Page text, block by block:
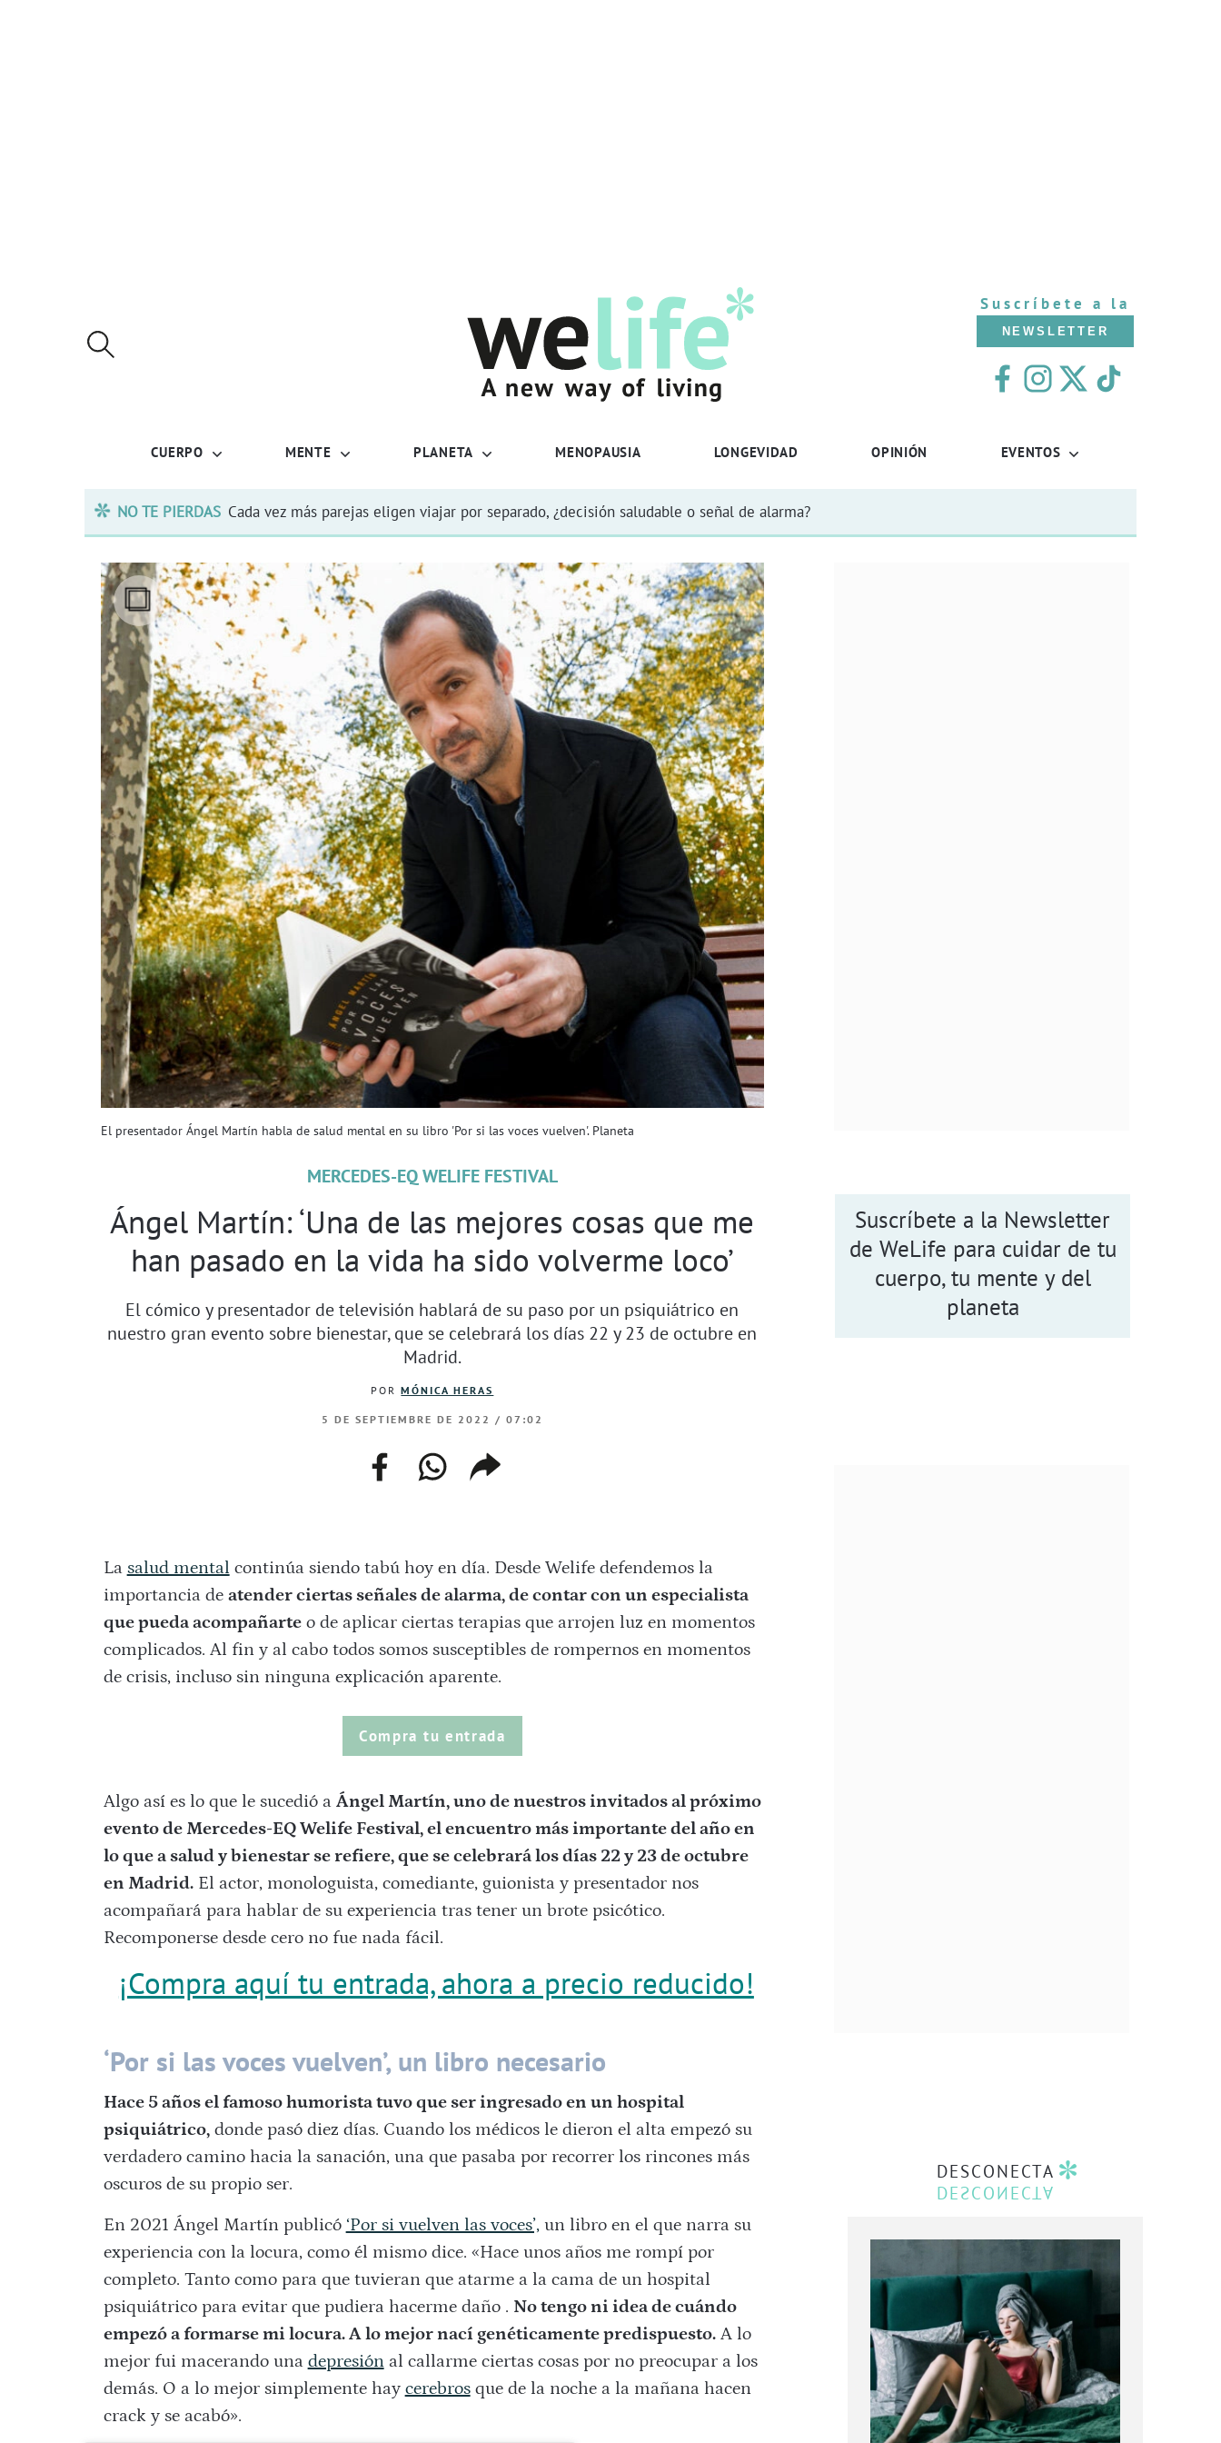
Suscríbete a la
NEWSLETTER
CUERPO MENTE PLANETA MENOPAUSIA LONGEVIDAD OPINIÓN EVENTOS
NO TE PIERDAS Cada vez más parejas eligen viajar por separado, ¿decisión saludable o señal de alarma?
El presentador Ángel Martín habla de salud mental en su libro 'Por si las voces vuelven'. Planeta
MERCEDES-EQ WELIFE FESTIVAL
Ángel Martín: ‘Una de las mejores cosas que me
han pasado en la vida ha sido volverme loco’
El cómico y presentador de televisión hablará de su paso por un psiquiátrico en
nuestro gran evento sobre bienestar, que se celebrará los días 22 y 23 de octubre en
Madrid.
PORMÓNICA HERAS
5 DE SEPTIEMBRE DE 2022 / 07:02
facebookwhatsapp
web
copiar
enlace
La salud mental continúa siendo tabú hoy en día. Desde Welife defendemos la
importancia de atender ciertas señales de alarma, de contar con un especialista
que pueda acompañarteo de aplicar ciertas terapias que arrojen luz en momentos
complicados. Al fin y al cabo todos somos susceptibles de rompernos en momentos
de crisis, incluso sin ninguna explicación aparente.
Compra tu entrada
Algo así es lo que le sucedió a Ángel Martín, uno de nuestros invitados al próximo
evento de Mercedes-EQ Welife Festival, el encuentro más importante del año en
lo que a salud y bienestar se refiere, que se celebrará los días 22 y 23 de octubre
en Madrid.El actor, monologuista, comediante, guionista y presentador nos
acompañará para hablar de su experiencia tras tener un brote psicótico.
Recomponerse desde cero no fue nada fácil.
¡Compra aquí tu entrada, ahora a precio reducido!
‘Por si las voces vuelven’, un libro necesario
Hace 5 años el famoso humorista tuvo que ser ingresado en un hospital
psiquiátrico,donde pasó diez días. Cuando los médicos le dieron el alta empezó su
verdadero camino hacia la sanación, una que pasaba por recorrer los rincones más
oscuros de su propio ser.
En 2021 Ángel Martín publicó ‘Por si vuelven las voces’,un libro en el que narra su
experiencia con la locura, como él mismo dice. «Hace unos años me rompí por
completo. Tanto como para que tuvieran que atarme a la cama de un hospital
psiquiátrico para evitar que pudiera hacerme daño . No tengo ni idea de cuándo
empezó a formarse mi locura. A lo mejor nací genéticamente predispuesto.A lo
mejor fui macerando una depresiónal callarme ciertas cosas por no preocupar a los
demás. O a lo mejor simplemente hay cerebrosque de la noche a la mañana hacen
crack y se acabó».
Suscríbete a la Newsletter
de WeLife para cuidar de tu
cuerpo, tu mente y del
planeta
DESCONECTA